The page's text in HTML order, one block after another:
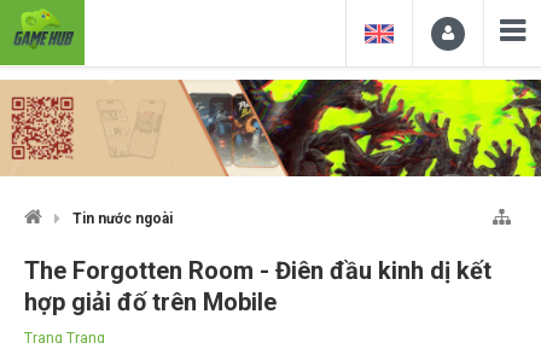
Tin nước ngoài
The Forgotten Room - Điên đầu kinh dị kết
hợp giải đố trên Mobile
Trang Trang